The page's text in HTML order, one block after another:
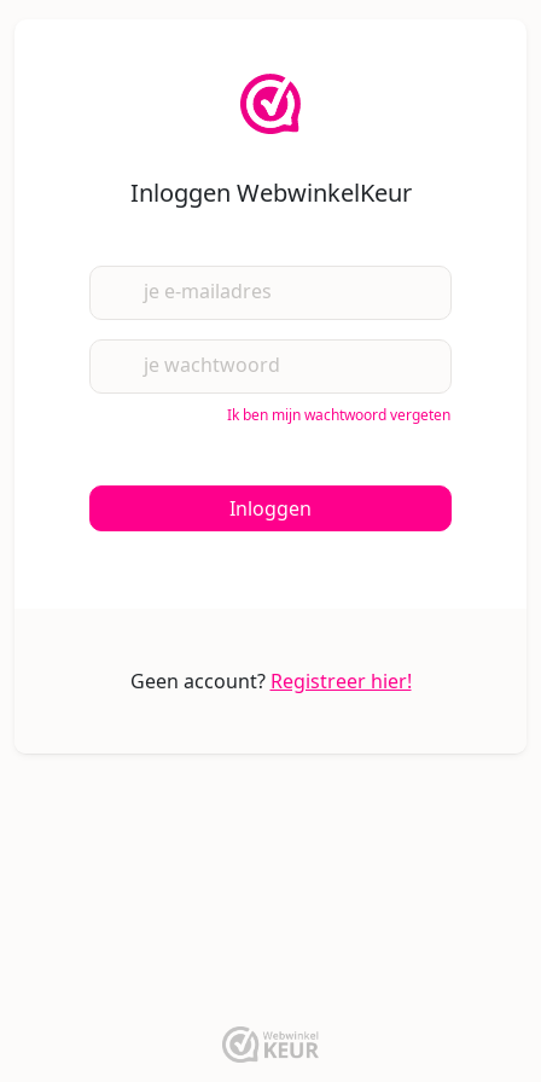
Inloggen WebwinkelKeur
je e-mailadres
je wachtwoord
Ik ben mijn wachtwoord vergeten
Inloggen
Geen account? Registreer hier!